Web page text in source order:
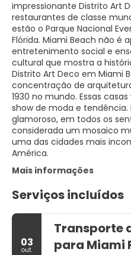
impressionante Distrito Art
restaurantes de classe
estão o Parque Nacional
Flórida. Miami Beach não é
entretenimento social e
cultural que mostra a
Distrito Art Deco em Miami
concentração de
1930 no mundo. Essas
show de moda e
glamoroso, em todos os
considerada um mosaico
uma das cidades mais
América.
Mais informações
Serviços incluídos
03
out.
Transporte
para Miami